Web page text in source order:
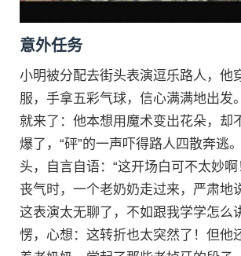
意外任务
小明被分配去街头表演逗乐路人，他
服，手拿五彩气球，信心满满地出发
就来了：他本想用魔术变出花朵，却
爆了，“砰”的一声吓得路人四散奔逃
头，自言自语：“这开场白可不太妙啊
丧气时，一个老奶奶走过来，严肃地
这表演太无聊了，不如跟我学学怎么
愣，心想：这转折也太突然了！但他